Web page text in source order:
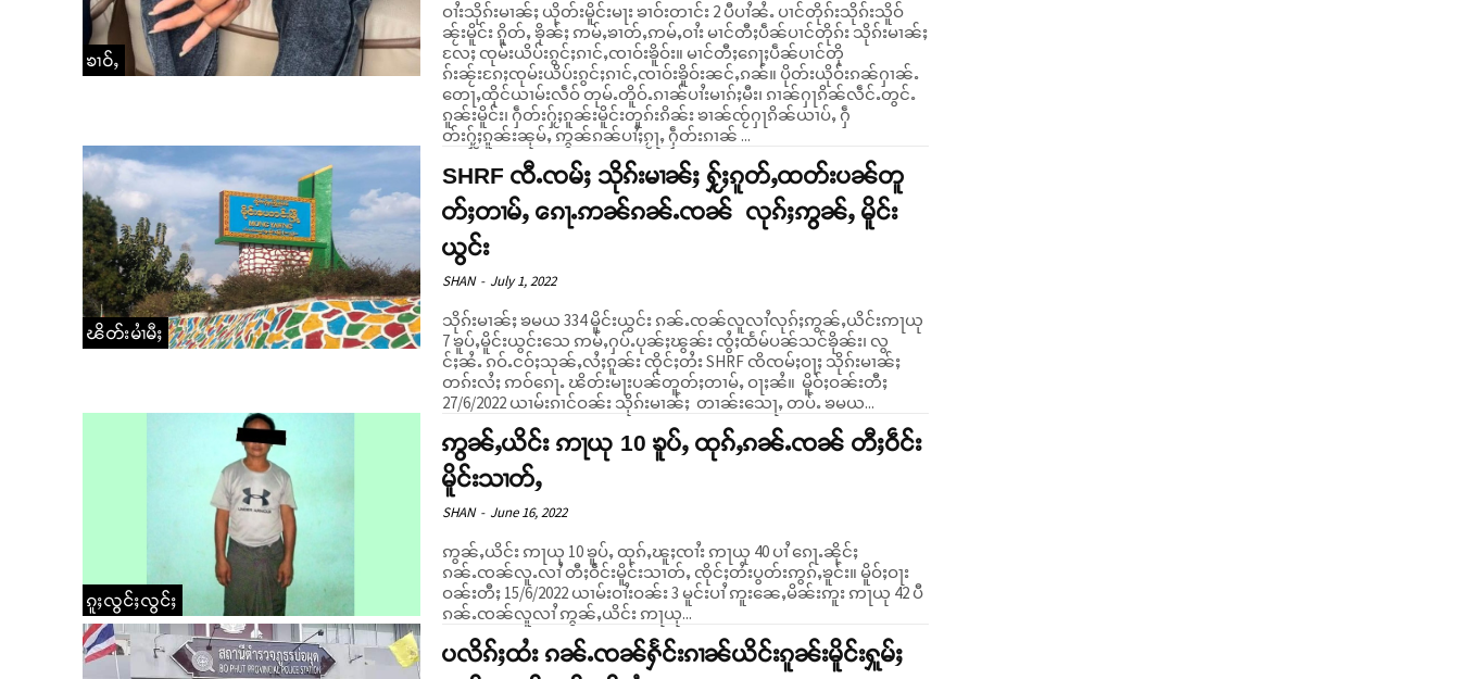
ၶၢဝ်ႇ
ဝၢႆးသိုၵ်းမၢၼ်ႈ ယိုတ်းမိူင်းမႃး ၶၢဝ်းတၢင်း 2 ပီပၢႆၼႆႉ ပၢင်တိုၵ်းသိုၵ်းသိူဝ်
ၼႂ်းမိူင်း ၵိူတ်ႇ ၶိုၼ်ႈ ဢမ်ႇၶၢတ်ႇဢမ်ႇဝၢႆး မၢင်တီႈပဵၼ်ပၢင်တိုၵ်း သိုၵ်းမၢၼ်ႈ
လႄႈ ၸုမ်းယိပ်းၵွင်ႈၵၢင်ႇၸၢဝ်းၶိူဝ်း။ မၢင်တီႈၵေႃႈပဵၼ်ပၢင်တို
ၵ်းၼႂ်းၵႄႈၸုမ်းယိပ်းၵွင်ႈၵၢင်ႇၸၢဝ်းၶိူဝ်းၼင်ႇၵၼ်။ ပိုတ်းယိုဝ်းၵၼ်ႁၢၼ်ႉ
တေႃႇထိုင်ယၢမ်းလဵဝ် တုမ်ႉတိူဝ်ႉၵၢၼ်ပၢႆးမၢၵ်ႈမီး၊ ၵၢၼ်ႁႃၵိၼ်လဵင်ႉတွင်ႉ
ၵူၼ်းမိူင်း၊ ႁဵတ်းႁႂ်ႈၵူၼ်းမိူင်းတူၵ်းၵိၼ်း ၶၢၼ်ၸႂ်ႁႃၵိၼ်ယၢပ်ႇ ႁဵ
တ်းႁႂ်ႈၵူၼ်းၼုမ်ႇ ဢွၼ်ၵၼ်ပၢႆႈၵႂႃႇ ႁဵတ်းၵၢၼ် ...
ၽိတ်းမၢႆမီႈ
SHRF ၸီႉၸမ်ႈ သိုၵ်းမၢၼ်ႈ ႁႂ်ႈၵူတ်ႇထတ်းပၼ်တူ
တ်ႈတၢမ်ႇ ၵေႃႉဢၼ်ၵၼ်ႉၸၼ် လုၵ်ႈဢွၼ်ႇ မိူင်း
ယွင်း
SHAN - July 1, 2022
သိုၵ်းမၢၼ်ႈ ၶမယ 334 မိူင်းယွင်း ၵၼ်ႉၸၼ်လူလၢႆလုၵ်ႈဢွၼ်ႇယိင်းဢႃယု
7 ၶူပ်ႇမိူင်းယွင်းသေ ဢမ်ႇႁပ်ႉပုၼ်ႈၽွၼ်း ၸွႆႈထႅမ်ပၼ်သင်ၶိုၼ်း၊ လွ
င်ႈၼႆႉ ၵဝ်ႉငဝ်ႈသုၼ်ႇလႆႈၵူၼ်း ၸိုင်ႈတႆး SHRF ၸိၸမ်ႈဝႃႈ သိုၵ်းမၢၼ်ႈ
တၵ်းလႆႈ ဢဝ်ၵေႃႉ ၽိတ်းမႃးပၼ်တူတ်ႈတၢမ်ႇ ဝႃႈၼႆ။ မိူဝ်ႈဝၼ်းတီႈ
27/6/2022 ယၢမ်းၵၢင်ဝၼ်း သိုၵ်းမၢၼ်ႈ တၢၼ်းသေႃႇ တပ်ႉ ၶမယ...
ၵူႈလွင်ႈလွင်ႈ
ဢွၼ်ႇယိင်း ဢႃယု 10 ၶူပ်ႇ ထုၵ်ႇၵၼ်ႉၸၼ် တီႈဝဵင်း
မိူင်းသၢတ်ႇ
SHAN - June 16, 2022
ဢွၼ်ႇယိင်း ဢႃယု 10 ၶူပ်ႇ ထုၵ်ႇၽူႈၸၢႆး ဢႃယု 40 ပၢႆ ၵေႃႉၼိုင်ႈ
ၵၼ်ႉၸၼ်လူႉလၢႆ တီႈဝဵင်းမိူင်းသၢတ်ႇ ၸိုင်ႈတႆးပွတ်းဢွၵ်ႇၶူင်း။ မိူဝ်ႈဝႃး
ဝၼ်းတီႈ 15/6/2022 ယၢမ်းဝၢႆးဝၼ်း 3 မူင်းပၢႆ ဢူးၼေႇမိၼ်းဢူး ဢႃယု 42 ပီ
ၵၼ်ႉၸၼ်လူလၢႆ ဢွၼ်ႇယိင်း ဢႃယု...
ပလိၵ်ႈထႆး ၵၼ်ႉၸၼ်ႁႅင်းၵၢၼ်ယိင်းၵူၼ်းမိူင်းႁူမ်ႈ